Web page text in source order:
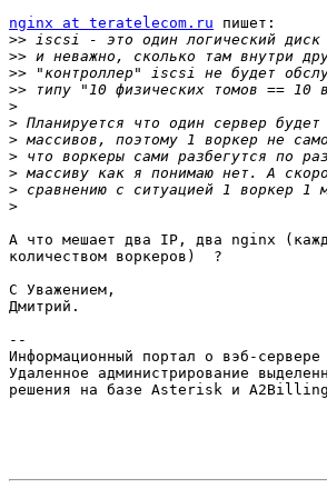
nginx at teratelecom.ru пишет:
>>
>>
>>
>>
>
>
>
>
>
>
>
А что мешает два IP, два nginx
количеством воркеров)  ?
С Уважением,
Дмитрий.
--
Информационный портал о вэб-
Удаленное администрирование
решения на базе Asterisk и